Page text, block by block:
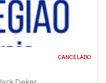
CANCELADO